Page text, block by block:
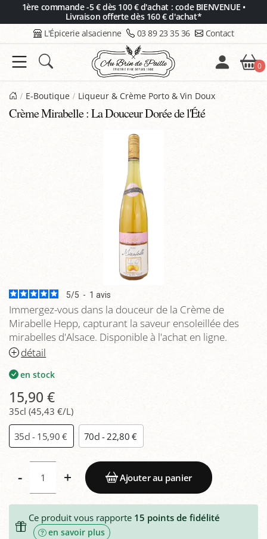
1ère commande -5 € dès 100 € d'achat : code BIENVENUE •
Livraison offerte dès 160 € d'achat*
L'Épicerie alsacienne 03 89 23 35 36 Contact
0
E-Boutique Liqueur & Crème Porto & Vin Doux
Crème Mirabelle : La Douceur Dorée de l'Été
5/5 - 1 avis
Immergez-vous dans la douceur de la Crème de
Mirabelle Hepp, capturant la saveur ensoleillée des
mirabelles d'Alsace. Disponible à l'achat en ligne.
détail
en stock
15,90 €
35cl (45,43 €/L)
35cl - 15,90 € 70cl - 22,80 €
- + Ajouter au panier
Ce produit vous rapporte 15 points de fidélité
en savoir plus
Panneau de gestion des cookies